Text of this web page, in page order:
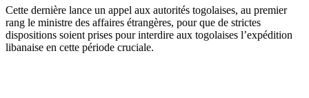
Cette dernière lance un appel aux autorités togolaises, au premier
rang le ministre des affaires étrangères, pour que de strictes
dispositions soient prises pour interdire aux togolaises l’expédition
libanaise en cette période cruciale.